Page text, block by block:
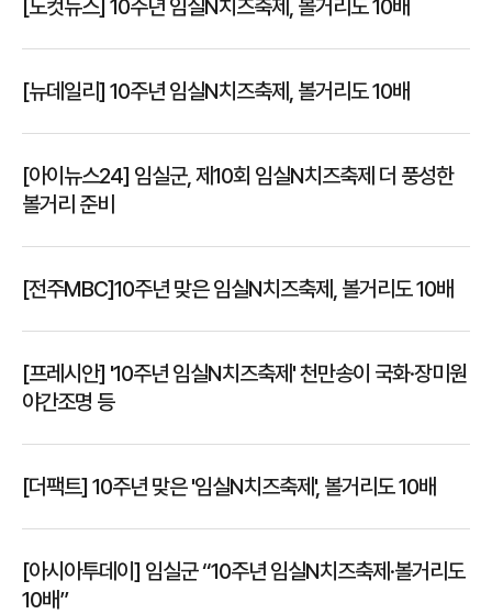
[노컷뉴스] 10주년 임실N치즈축제, 볼거리도 10배
[뉴데일리] 10주년 임실N치즈축제, 볼거리도 10배
[아이뉴스24] 임실군, 제10회 임실N치즈축제 더 풍성한
볼거리 준비
[전주MBC]10주년 맞은 임실N치즈축제, 볼거리도 10배
[프레시안] '10주년 임실N치즈축제' 천만송이 국화·장미원
야간조명 등
[더팩트] 10주년 맞은 '임실N치즈축제', 볼거리도 10배
[아시아투데이] 임실군 “10주년 임실N치즈축제·볼거리도
10배”